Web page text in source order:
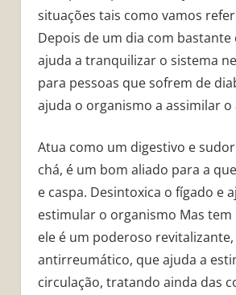
situações tais como vamos
Depois de um dia com bastante
ajuda a tranquilizar o sistema
para pessoas que sofrem de
ajuda o organismo a assimilar o
Atua como um digestivo e
chá, é um bom aliado para a
e caspa. Desintoxica o fígado e
estimular o organismo Mas tem
ele é um poderoso revitalizante,
antirreumático, que ajuda a
circulação, tratando ainda das